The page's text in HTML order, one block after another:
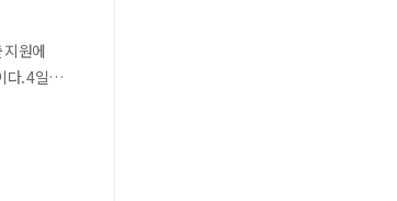
술을
최종
수준에서
력 채용에
, 문화적
도 중요한
기반
속도를
이노텍,
성이
논의할
원에
4일
울푸드
다.